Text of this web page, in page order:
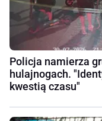
Policja namierza
hulajnogach.
kwestią czasu"